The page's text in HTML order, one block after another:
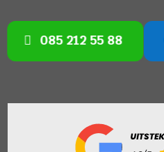
085 212 55 88